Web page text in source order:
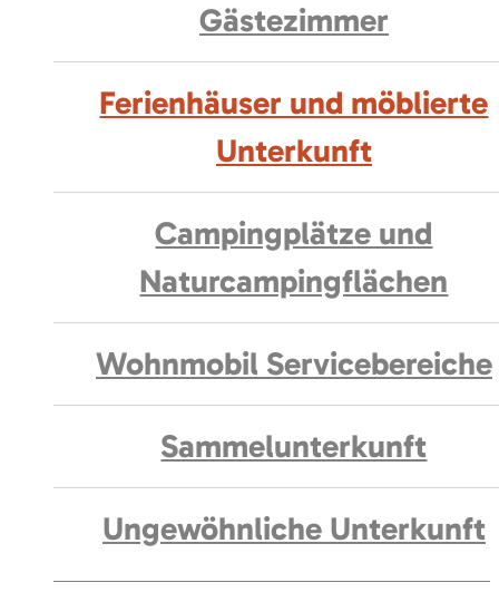
Gästezimmer
Ferienhäuser und möblierte
Unterkunft
Campingplätze und
Naturcampingflächen
Wohnmobil Servicebereiche
Sammelunterkunft
Ungewöhnliche Unterkunft